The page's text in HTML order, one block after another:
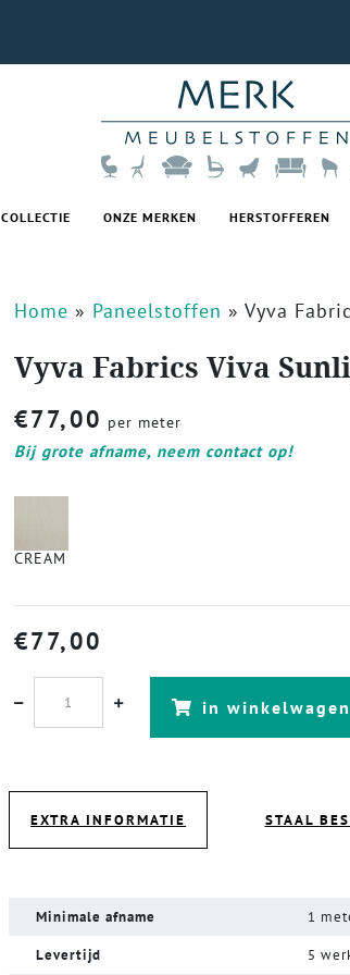
COLLECTIE ONZE MERKEN HERSTOFFEREN
Home » Paneelstoffen » Vyva
Vyva Fabrics Viva
€77,00 per meter
Bij grote afname, neem contact op!
CREAM
€77,00
in winkelwagen
EXTRA INFORMATIE STAAL
Minimale afname 1
Levertijd 5